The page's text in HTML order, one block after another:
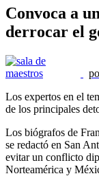
Convoca a
derrocar el
Los expertos en el
de los principales
Los biógrafos de
se redactó en San
evitar un conflicto
Norteamérica y